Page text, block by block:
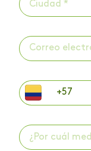
Ciudad *
¿Por cuál